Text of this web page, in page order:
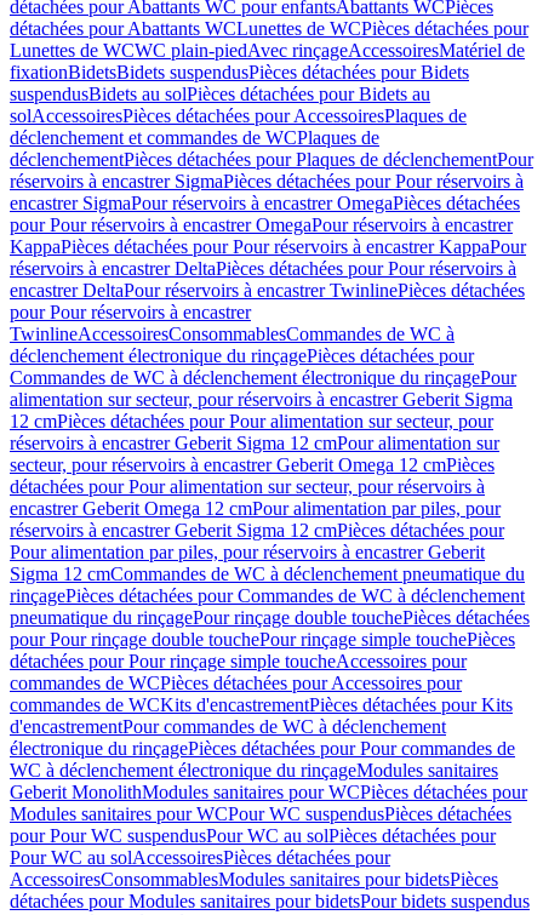
détachées pour Abattants WC pour enfantsAbattants WCPièces
détachées pour Abattants WCLunettes de WCPièces détachées pour
Lunettes de WCWC plain-piedAvec rinçageAccessoiresMatériel de
fixationBidetsBidets suspendusPièces détachées pour Bidets
suspendusBidets au solPièces détachées pour Bidets au
solAccessoiresPièces détachées pour AccessoiresPlaques de
déclenchement et commandes de WCPlaques de
déclenchementPièces détachées pour Plaques de déclenchementPour
réservoirs à encastrer SigmaPièces détachées pour Pour réservoirs à
encastrer SigmaPour réservoirs à encastrer OmegaPièces détachées
pour Pour réservoirs à encastrer OmegaPour réservoirs à encastrer
KappaPièces détachées pour Pour réservoirs à encastrer KappaPour
réservoirs à encastrer DeltaPièces détachées pour Pour réservoirs à
encastrer DeltaPour réservoirs à encastrer TwinlinePièces détachées
pour Pour réservoirs à encastrer
TwinlineAccessoiresConsommablesCommandes de WC à
déclenchement électronique du rinçagePièces détachées pour
Commandes de WC à déclenchement électronique du rinçagePour
alimentation sur secteur, pour réservoirs à encastrer Geberit Sigma
12 cmPièces détachées pour Pour alimentation sur secteur, pour
réservoirs à encastrer Geberit Sigma 12 cmPour alimentation sur
secteur, pour réservoirs à encastrer Geberit Omega 12 cmPièces
détachées pour Pour alimentation sur secteur, pour réservoirs à
encastrer Geberit Omega 12 cmPour alimentation par piles, pour
réservoirs à encastrer Geberit Sigma 12 cmPièces détachées pour
Pour alimentation par piles, pour réservoirs à encastrer Geberit
Sigma 12 cmCommandes de WC à déclenchement pneumatique du
rinçagePièces détachées pour Commandes de WC à déclenchement
pneumatique du rinçagePour rinçage double touchePièces détachées
pour Pour rinçage double touchePour rinçage simple touchePièces
détachées pour Pour rinçage simple toucheAccessoires pour
commandes de WCPièces détachées pour Accessoires pour
commandes de WCKits d'encastrementPièces détachées pour Kits
d'encastrementPour commandes de WC à déclenchement
électronique du rinçagePièces détachées pour Pour commandes de
WC à déclenchement électronique du rinçageModules sanitaires
Geberit MonolithModules sanitaires pour WCPièces détachées pour
Modules sanitaires pour WCPour WC suspendusPièces détachées
pour Pour WC suspendusPour WC au solPièces détachées pour
Pour WC au solAccessoiresPièces détachées pour
AccessoiresConsommablesModules sanitaires pour bidetsPièces
détachées pour Modules sanitaires pour bidetsPour bidets suspendus